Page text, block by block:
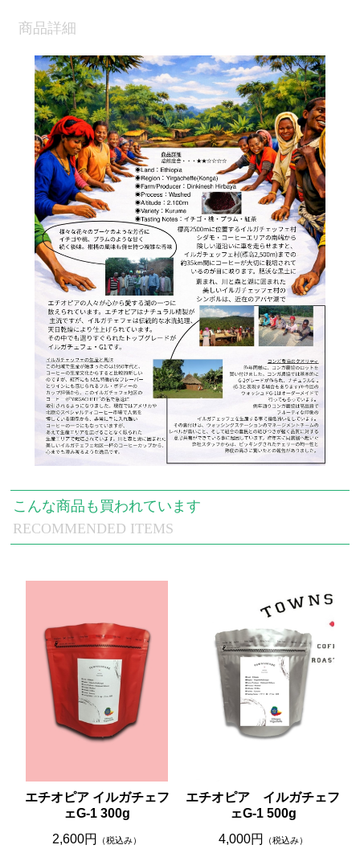
商品詳細
RECOMMENDED ITEMS
こんな商品も買われています
エチオピア イルガチェフ
ェG-1 300g
2,600円
（税込み）
エチオピア イルガチェフ
ェG-1 500g
4,000円
（税込み）